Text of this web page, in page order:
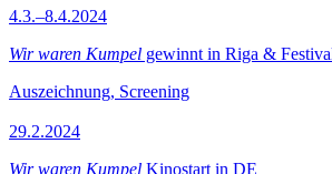
4.3.–8.4.2024
Wir waren Kumpel gewinnt in Riga &
Auszeichnung, Screening
29.2.2024
Wir waren Kumpel Kinostart in DE